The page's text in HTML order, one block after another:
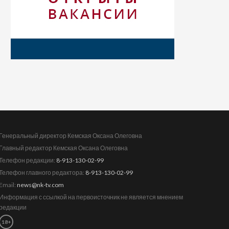
директор Кемская Оксана Олеговна
редактор Кемская Оксана Олеговна
редакции: 8-913-130-02-99
главного редактора: 8-913-130-02-99
news@nk-tv.com
с ссылкой на первоисточник не является мнением
18+